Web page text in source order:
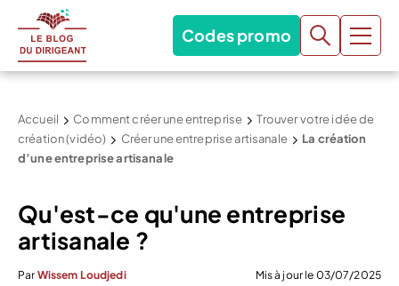
Codes promo
Accueil Comment créer une entreprise
Trouver votre idée de
création (vidéo)
Créer une entreprise artisanale
La création
d’une entreprise artisanale
Qu'est-ce qu'une entreprise
artisanale ?
Par Wissem Loudjedi
Mis à jour le 03/07/2025